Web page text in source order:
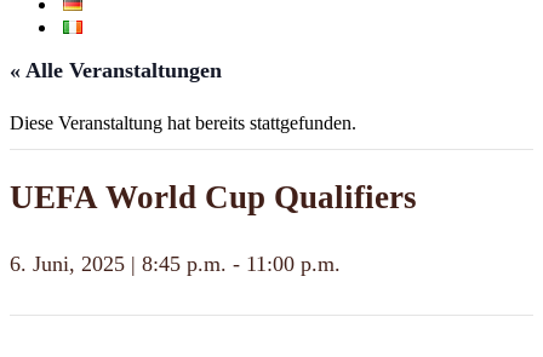
« Alle Veranstaltungen
Diese Veranstaltung hat bereits stattgefunden.
UEFA World Cup Qualifiers
6. Juni, 2025 | 8:45 p.m. - 11:00 p.m.